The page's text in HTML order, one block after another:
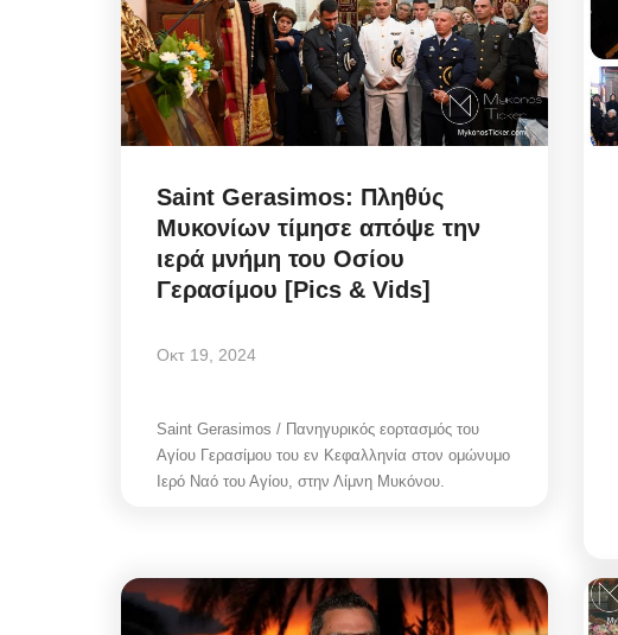
Saint Gerasimos: Πληθύς
Μυκονίων τίμησε απόψε την
ιερά μνήμη του Οσίου
Γερασίμου [Pics & Vids]
Οκτ 19, 2024
Saint Gerasimos / Πανηγυρικός εορτασμός του
Αγίου Γερασίμου του εν Κεφαλληνία στον ομώνυμο
Ιερό Ναό του Αγίου, στην Λίμνη Μυκόνου.
Government